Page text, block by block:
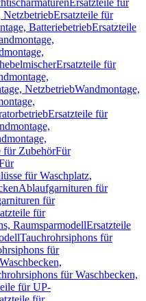
Ersatzteile für
NetzbetriebErsatzteile für
BatteriebetriebErsatzteile
Ersatzteile für
NetzbetriebWandmontage,
Ersatzteile für
für ZubehörFür
für Waschplatz,
Ablaufgarnituren für
für
für
RaumsparmodellErsatzteile
Tauchrohrsiphons für
für
für Waschbecken,
für UP-